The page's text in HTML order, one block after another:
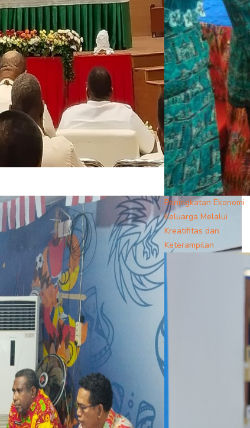
Peningkatan Ekonomi
Keluarga Melalui
Kreatifitas dan
Keterampilan